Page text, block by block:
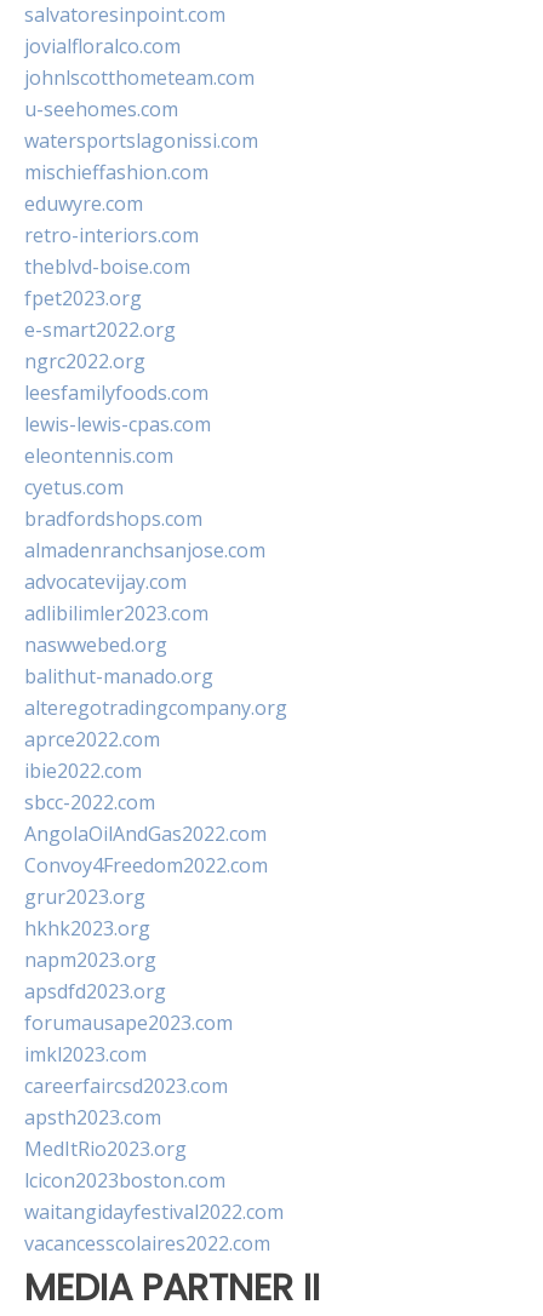
salvatoresinpoint.com
jovialfloralco.com
johnlscotthometeam.com
u-seehomes.com
watersportslagonissi.com
mischieffashion.com
eduwyre.com
retro-interiors.com
theblvd-boise.com
fpet2023.org
e-smart2022.org
ngrc2022.org
leesfamilyfoods.com
lewis-lewis-cpas.com
eleontennis.com
cyetus.com
bradfordshops.com
almadenranchsanjose.com
advocatevijay.com
adlibilimler2023.com
naswwebed.org
balithut-manado.org
alteregotradingcompany.org
aprce2022.com
ibie2022.com
sbcc-2022.com
AngolaOilAndGas2022.com
Convoy4Freedom2022.com
grur2023.org
hkhk2023.org
napm2023.org
apsdfd2023.org
forumausape2023.com
imkl2023.com
careerfaircsd2023.com
apsth2023.com
MedItRio2023.org
lcicon2023boston.com
waitangidayfestival2022.com
vacancesscolaires2022.com
MEDIA PARTNER II